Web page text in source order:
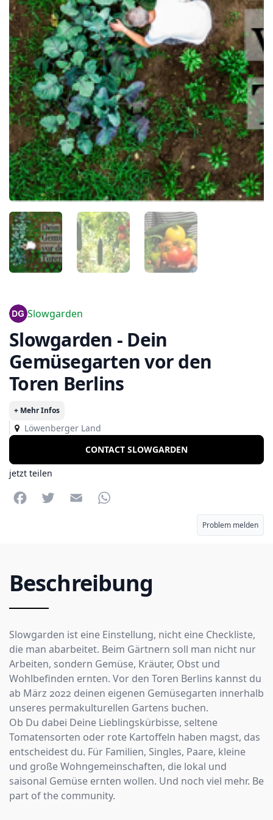
Slowgarden
Slowgarden - Dein
Gemüsegarten vor den
Toren Berlins
+ Mehr Infos
Löwenberger Land
CONTACT SLOWGARDEN
jetzt teilen
FacebookTwitter Email
Problem melden
Beschreibung
Slowgarden ist eine Einstellung, nicht eine Checkliste,
die man abarbeitet. Beim Gärtnern soll man nicht nur
Arbeiten, sondern Gemüse, Kräuter, Obst und
Wohlbefinden ernten. Vor den Toren Berlins kannst du
ab März 2022 deinen eigenen Gemüsegarten innerhalb
unseres permakulturellen Gartens buchen.
Ob Du dabei Deine Lieblingskürbisse, seltene
Tomatensorten oder rote Kartoffeln haben magst, das
entscheidest du. Für Familien, Singles, Paare, kleine
und große Wohngemeinschaften, die lokal und
saisonal Gemüse ernten wollen. Und noch viel mehr. Be
part of the community.